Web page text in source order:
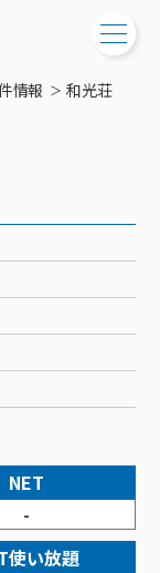
ビス料⾦表
情報 和光荘
NET
-
使い放題